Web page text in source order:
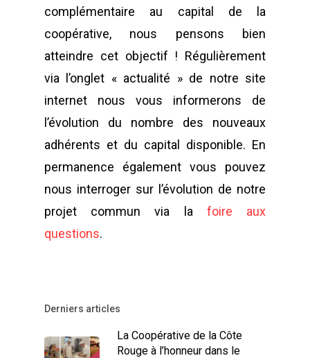
complémentaire au capital de la
coopérative, nous pensons bien
atteindre cet objectif ! Régulièrement
via l’onglet « actualité » de notre site
internet nous vous informerons de
l’évolution du nombre des nouveaux
adhérents et du capital disponible. En
permanence également vous pouvez
nous interroger sur l’évolution de notre
projet commun via la foire aux
questions.
Derniers articles
La Coopérative de la Côte
Rouge à l’honneur dans le